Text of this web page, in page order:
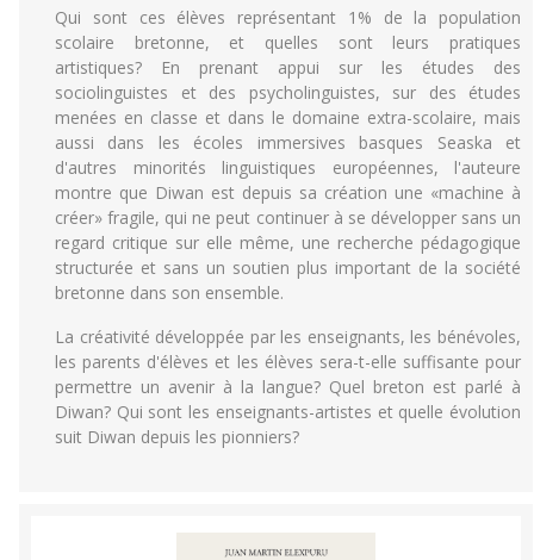
Qui sont ces élèves représentant 1% de la population
scolaire bretonne, et quelles sont leurs pratiques
artistiques? En prenant appui sur les études des
sociolinguistes et des psycholinguistes, sur des études
menées en classe et dans le domaine extra-scolaire, mais
aussi dans les écoles immersives basques Seaska et
d'autres minorités linguistiques européennes, l'auteure
montre que Diwan est depuis sa création une «machine à
créer» fragile, qui ne peut continuer à se développer sans un
regard critique sur elle même, une recherche pédagogique
structurée et sans un soutien plus important de la société
bretonne dans son ensemble.
La créativité développée par les enseignants, les bénévoles,
les parents d'élèves et les élèves sera-t-elle suffisante pour
permettre un avenir à la langue? Quel breton est parlé à
Diwan? Qui sont les enseignants-artistes et quelle évolution
suit Diwan depuis les pionniers?